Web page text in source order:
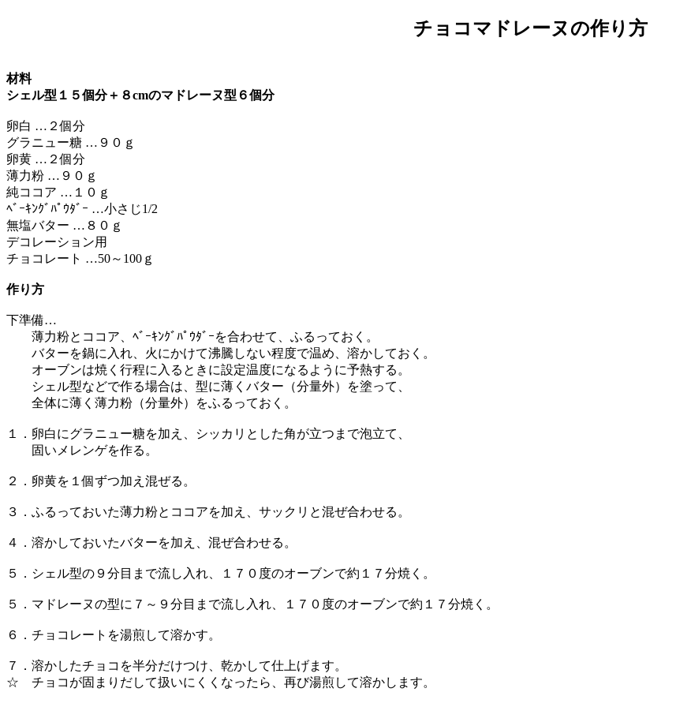
チョコマドレーヌの作り方
材料
シェル型１５個分＋８cmのマドレーヌ型６個分
卵白 …２個分
グラニュー糖 …９０ｇ
卵黄 …２個分
薄力粉 …９０ｇ
純ココア …１０ｇ
ﾍﾞｰｷﾝｸﾞﾊﾟｳﾀﾞｰ …小さじ1/2
無塩バター …８０ｇ
デコレーション用
チョコレート …50～100ｇ
作り方
下準備…
薄力粉とココア、ﾍﾞｰｷﾝｸﾞﾊﾟｳﾀﾞｰを合わせて、ふるっておく。
バターを鍋に入れ、火にかけて沸騰しない程度で温め、溶かしておく。
オーブンは焼く行程に入るときに設定温度になるように予熱する。
シェル型などで作る場合は、型に薄くバター（分量外）を塗って、
全体に薄く薄力粉（分量外）をふるっておく。
１．卵白にグラニュー糖を加え、シッカリとした角が立つまで泡立て、
固いメレンゲを作る。
２．卵黄を１個ずつ加え混ぜる。
３．ふるっておいた薄力粉とココアを加え、サックリと混ぜ合わせる。
４．溶かしておいたバターを加え、混ぜ合わせる。
５．シェル型の９分目まで流し入れ、１７０度のオーブンで約１７分焼く。
５．マドレーヌの型に７～９分目まで流し入れ、１７０度のオーブンで約１７分焼く。
６．チョコレートを湯煎して溶かす。
７．溶かしたチョコを半分だけつけ、乾かして仕上げます。
☆ チョコが固まりだして扱いにくくなったら、再び湯煎して溶かします。